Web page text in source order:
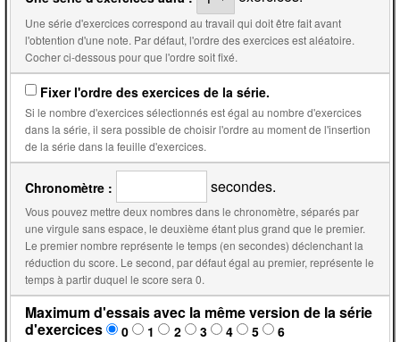
Une série d'exercices correspond au travail qui doit être fait avant
l'obtention d'une note. Par défaut, l'ordre des exercices est aléatoire.
Cocher ci-dessous pour que l'ordre soit fixé.
Fixer l'ordre des exercices de la série.
Si le nombre d'exercices sélectionnés est égal au nombre d'exercices
dans la série, il sera possible de choisir l'ordre au moment de l'insertion
de la série dans la feuille d'exercices.
Chronomètre : secondes.
Vous pouvez mettre deux nombres dans le chronomètre, séparés par
une virgule sans espace, le deuxième étant plus grand que le premier.
Le premier nombre représente le temps (en secondes) déclenchant la
réduction du score. Le second, par défaut égal au premier, représente le
temps à partir duquel le score sera 0.
Maximum d'essais avec la même version de la série
d'exercices
0 1 2 3 4 5 6